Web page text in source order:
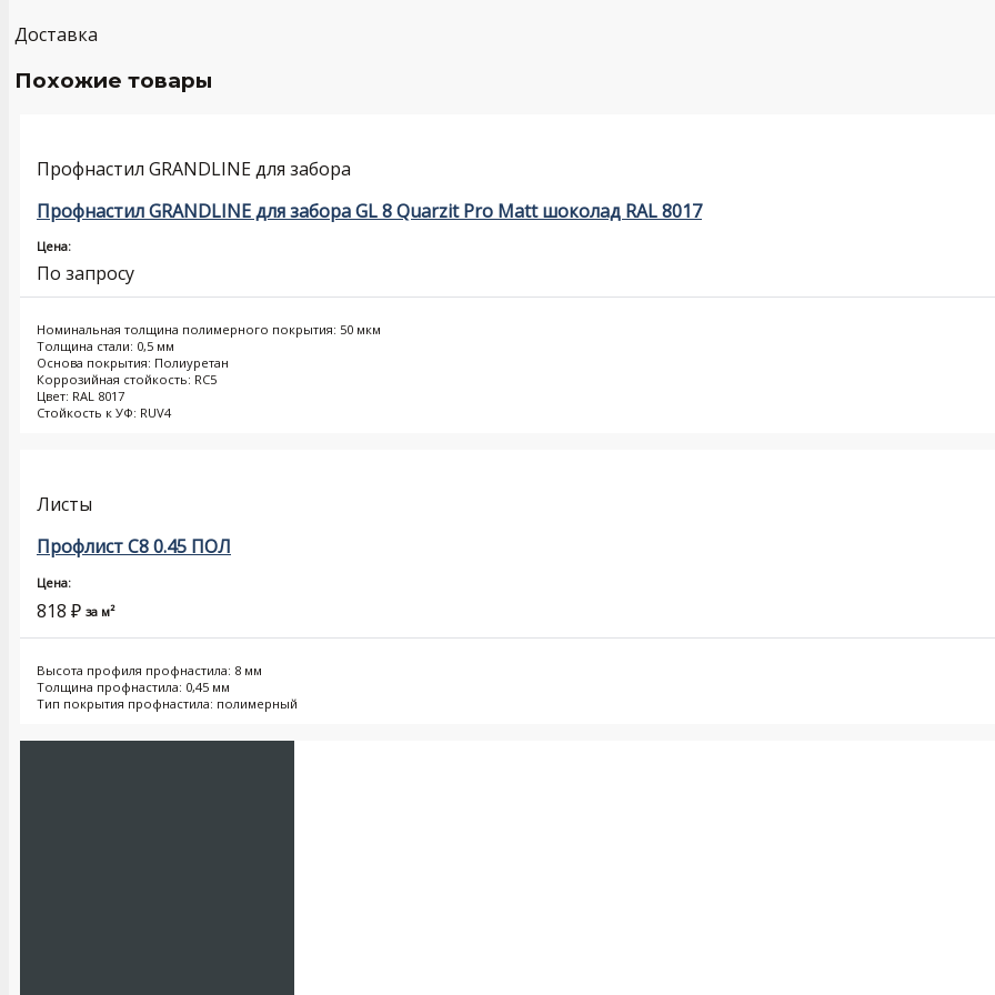
Доставка
Похожие товары
Профнастил GRANDLINE для забора
Профнастил GRANDLINE для забора GL 8 Quarzit Pro Matt шоколад RAL 8017
Цена:
По запросу
Номинальная толщина полимерного покрытия: 50 мкм
Толщина стали: 0,5 мм
Основа покрытия: Полиуретан
Коррозийная стойкость: RC5
Цвет: RAL 8017
Стойкость к УФ: RUV4
Листы
Профлист С8 0.45 ПОЛ
Цена:
818 ₽ за м²
Высота профиля профнастила: 8 мм
Толщина профнастила: 0,45 мм
Тип покрытия профнастила: полимерный